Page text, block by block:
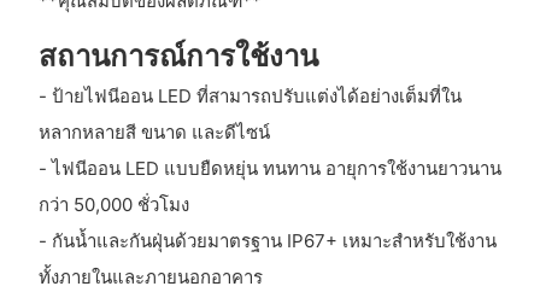
สถานการณ์การใช้งาน
- ป้ายไฟนีออน LED ที่สามารถปรับแต่งได้อย่างเต็มที่ใน
หลากหลายสี ขนาด และดีไซน์
- ไฟนีออน LED แบบยืดหยุ่น ทนทาน อายุการใช้งานยาวนาน
กว่า 50,000 ชั่วโมง
- กันน้ำและกันฝุ่นด้วยมาตรฐาน IP67+ เหมาะสำหรับใช้งาน
ทั้งภายในและภายนอกอาคาร